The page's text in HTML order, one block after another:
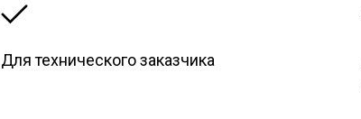
Для технического заказчика